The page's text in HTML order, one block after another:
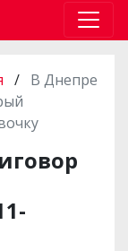
/ В Днепре